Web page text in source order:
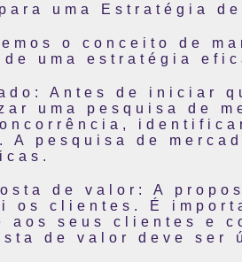
uma Estratégia
o conceito de
uma estratégia
Antes de iniciar
uma pesquisa de
A pesquisa de
de valor: A
os clientes. É
aos seus clientes e
de valor deve ser